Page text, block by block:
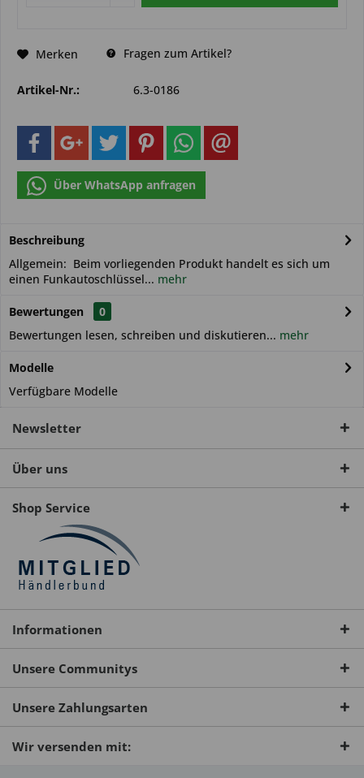
Merken Fragen zum Artikel?
Artikel-Nr.: 6.3-0186
Über WhatsApp anfragen
Beschreibung
Allgemein: Beim vorliegenden Produkt handelt es sich um
einen Funkautoschlüssel... mehr
Bewertungen
0
Bewertungen lesen, schreiben und diskutieren... mehr
Modelle
Verfügbare Modelle
Newsletter
Über uns
Shop Service
Informationen
Unsere Communitys
Unsere Zahlungsarten
Wir versenden mit: